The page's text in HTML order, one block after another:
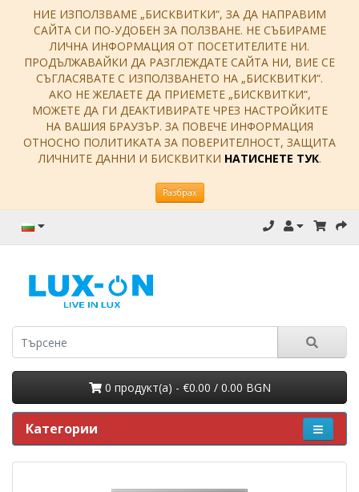
НИЕ ИЗПОЛЗВАМЕ „БИСКВИТКИ“, ЗА ДА НАПРАВИМ
САЙТА СИ ПО-УДОБЕН ЗА ПОЛЗВАНЕ. НЕ СЪБИРАМЕ
ЛИЧНА ИНФОРМАЦИЯ ОТ ПОСЕТИТЕЛИТЕ НИ.
ПРОДЪЛЖАВАЙКИ ДА РАЗГЛЕЖДАТЕ САЙТА НИ, ВИЕ СЕ
СЪГЛАСЯВАТЕ С ИЗПОЛЗВАНЕТО НА „БИСКВИТКИ“.
АКО НЕ ЖЕЛАЕТЕ ДА ПРИЕМЕТЕ „БИСКВИТКИ“,
МОЖЕТЕ ДА ГИ ДЕАКТИВИРАТЕ ЧРЕЗ НАСТРОЙКИТЕ
НА ВАШИЯ БРАУЗЪР. ЗА ПОВЕЧЕ ИНФОРМАЦИЯ
ОТНОСНО ПОЛИТИКАТА ЗА ПОВЕРИТЕЛНОСТ, ЗАЩИТА
ЛИЧНИТЕ ДАННИ И БИСКВИТКИ НАТИСНЕТЕ ТУК.
Разбрах
0 продукт(a) - €0.00 / 0.00 BGN
Категории